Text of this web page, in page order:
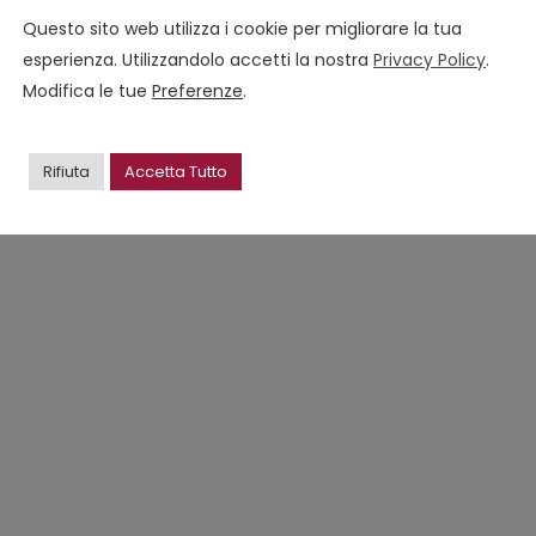
Questo sito web utilizza i cookie per migliorare la tua
esperienza. Utilizzandolo accetti la nostra Privacy Policy.
Modifica le tue Preferenze.
Rifiuta Accetta Tutto